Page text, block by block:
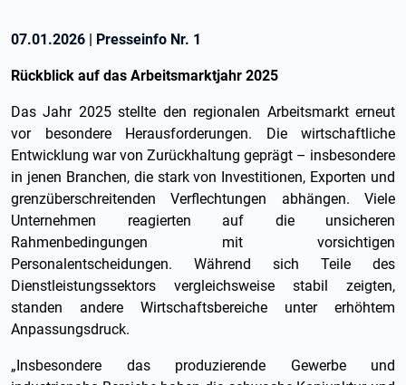
07.01.2026 | Presseinfo Nr. 1
Rückblick auf das Arbeitsmarktjahr 2025
Das Jahr 2025 stellte den regionalen Arbeitsmarkt erneut
vor besondere Herausforderungen. Die wirtschaftliche
Entwicklung war von Zurückhaltung geprägt – insbesondere
in jenen Branchen, die stark von Investitionen, Exporten und
grenzüberschreitenden Verflechtungen abhängen. Viele
Unternehmen reagierten auf die unsicheren
Rahmenbedingungen mit vorsichtigen
Personalentscheidungen. Während sich Teile des
Dienstleistungssektors vergleichsweise stabil zeigten,
standen andere Wirtschaftsbereiche unter erhöhtem
Anpassungsdruck.
„Insbesondere das produzierende Gewerbe und